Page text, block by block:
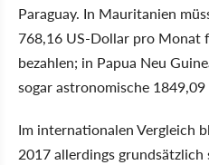
Paraguay. In Mauritanien
768,16 US-Dollar pro Monat
bezahlen; in Papua Neu
sogar astronomische
Im internationalen Vergleich
2017 allerdings